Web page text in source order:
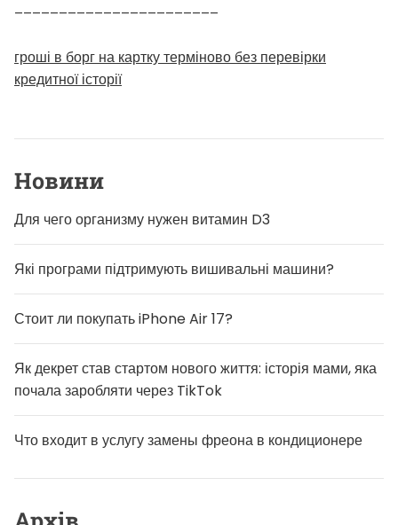
–––––––––––––––––––––––
гроші в борг на картку терміново без перевірки
кредитної історії
Новини
Для чего организму нужен витамин D3
Які програми підтримують вишивальні машини?
Стоит ли покупать iPhone Air 17?
Як декрет став стартом нового життя: історія мами, яка
почала заробляти через TikTok
Что входит в услугу замены фреона в кондиционере